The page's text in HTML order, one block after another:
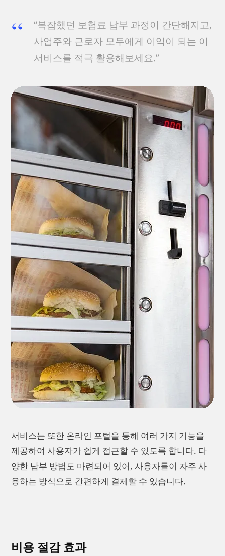
“복잡했던 보험료 납부 과정이 간단해지고,
사업주와 근로자 모두에게 이익이 되는 이
서비스를 적극 활용해보세요.”
서비스는 또한 온라인 포털을 통해 여러 가지 기능을
제공하여 사용자가 쉽게 접근할 수 있도록 합니다. 다
양한 납부 방법도 마련되어 있어, 사용자들이 자주 사
용하는 방식으로 간편하게 결제할 수 있습니다.
비용 절감 효과